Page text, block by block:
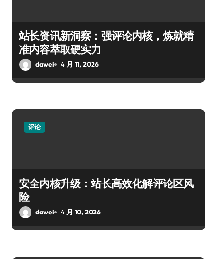
站长资讯新洞察：强评论内核，炼就精
准内容萃取硬实力
dawei 4 月 11, 2026
评论
安全内核升级：站长高效化解评论区风
险
dawei 4 月 10, 2026